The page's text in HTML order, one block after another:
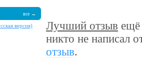
все →
версия)
Лучший отзыв ещё
никто не написал
отзыв.